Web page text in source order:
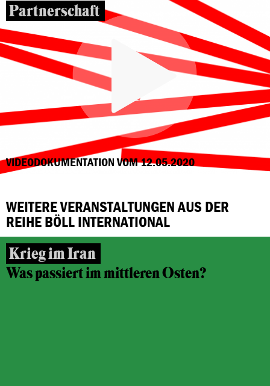
Partnerschaft
VIDEODOKUMENTATION VOM 12.05.2020
WEITERE VERANSTALTUNGEN AUS DER
REIHE BÖLL INTERNATIONAL
Krieg im Iran
Was passiert im mittleren Osten?